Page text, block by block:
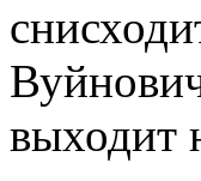
выходит